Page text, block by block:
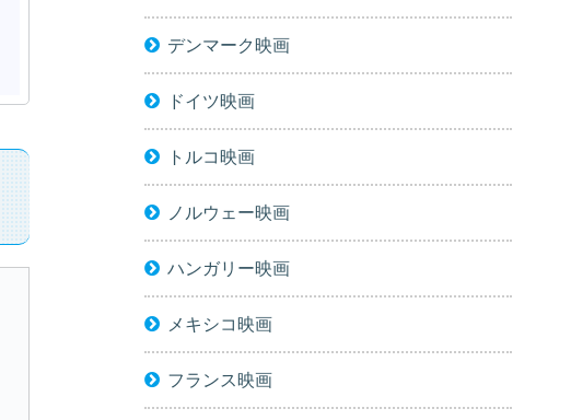
デンマーク映画
ドイツ映画
トルコ映画
ノルウェー映画
ハンガリー映画
メキシコ映画
フランス映画